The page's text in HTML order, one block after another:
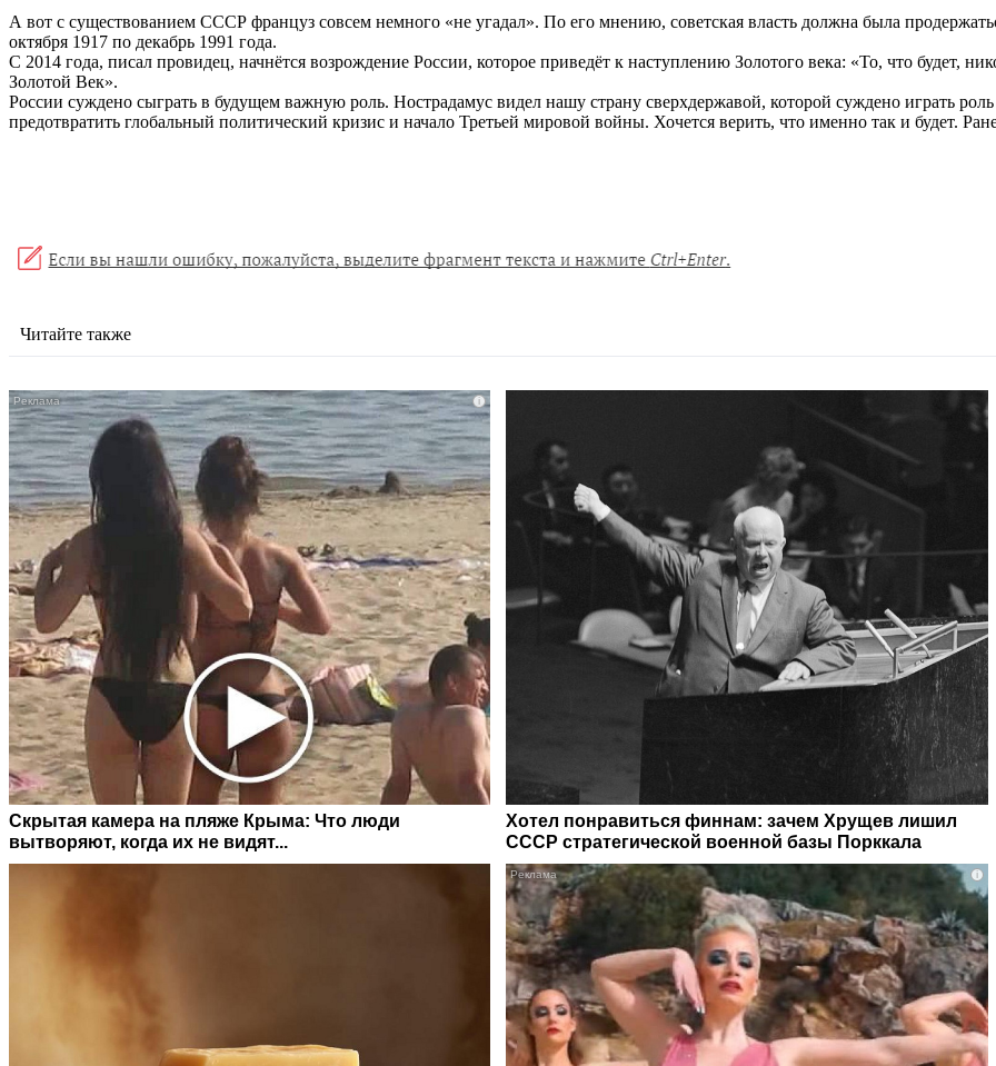
А вот с существованием СССР француз совсем немного «не угадал». По его мнению, советская власть должна была
октября 1917 по декабрь 1991 года.
С 2014 года, писал провидец, начнётся возрождение России, которое приведёт к наступлению Золотого века: «То, что будет,
Золотой Век».
России суждено сыграть в будущем важную роль. Нострадамус видел нашу страну сверхдержавой, которой суждено играть
предотвратить глобальный политический кризис и начало Третьей мировой войны. Хочется верить, что именно так и будет.
Читайте также
i
Скрытая камера на пляже Крыма: Что люди
вытворяют, когда их не видят...
Хотел понравиться финнам: зачем Хрущев лишил
СССР стратегической военной базы Порккала
i